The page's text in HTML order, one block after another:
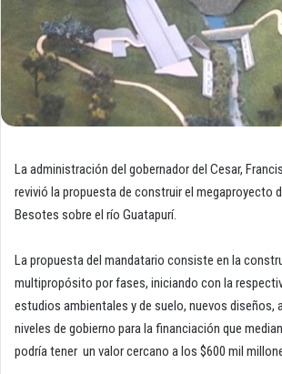
La administración del gobernador del Cesar,
revivió la propuesta de construir el megaproyecto
Besotes sobre el río Guatapurí.
La propuesta del mandatario consiste en la
multipropósito por fases, iniciando con la
estudios ambientales y de suelo, nuevos diseños,
niveles de gobierno para la financiación que
podría tener un valor cercano a los $600 mil